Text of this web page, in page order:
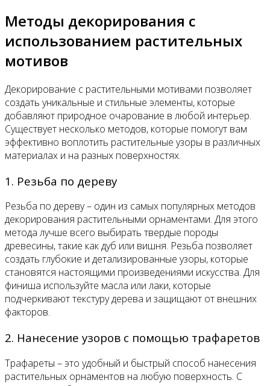
Методы декорирования с
использованием растительных
мотивов
Декорирование с растительными мотивами позволяет
создать уникальные и стильные элементы, которые
добавляют природное очарование в любой интерьер.
Существует несколько методов, которые помогут вам
эффективно воплотить растительные узоры в различных
материалах и на разных поверхностях.
1. Резьба по дереву
Резьба по дереву – один из самых популярных методов
декорирования растительными орнаментами. Для этого
метода лучше всего выбирать твердые породы
древесины, такие как дуб или вишня. Резьба позволяет
создать глубокие и детализированные узоры, которые
становятся настоящими произведениями искусства. Для
финиша используйте масла или лаки, которые
подчеркивают текстуру дерева и защищают от внешних
факторов.
2. Нанесение узоров с помощью трафаретов
Трафареты – это удобный и быстрый способ нанесения
растительных орнаментов на любую поверхность. С